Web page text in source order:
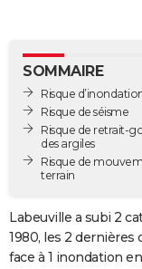
GUIDES D'ACHAT
BONS PLANS
CARTE DE VOEUX
Carte de Noël
Carte Bonne année
Carte Saint-Valentin
Carte Pâques
Carte d'anniversaire
DICTIONNAIRE
COPAINS D'AVANT
SOMMAIRE
Risque
Risque de séisme
Risque de retrait-
des argiles
Risque de
terrain
Labeuville a subi 2
1980, les 2 dernières
face à 1 inondation